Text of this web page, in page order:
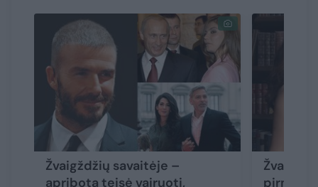
Žvaigždžių savaitėje –
apribota teisė vairuoti,